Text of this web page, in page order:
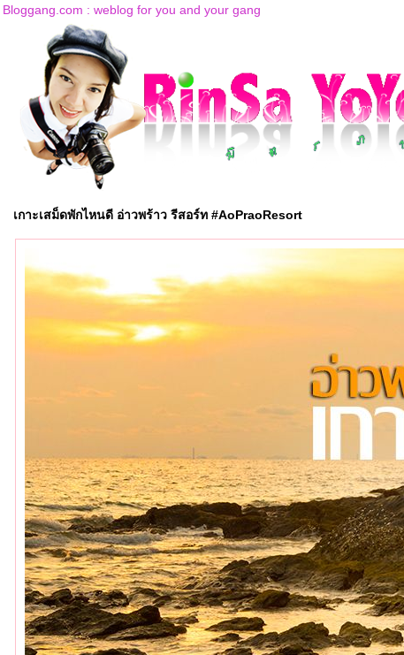
Bloggang.com : weblog for you and your gang
เกาะเสม็ดพักไหนดี อ่าวพร้าว รีสอร์ท #AoPraoResort